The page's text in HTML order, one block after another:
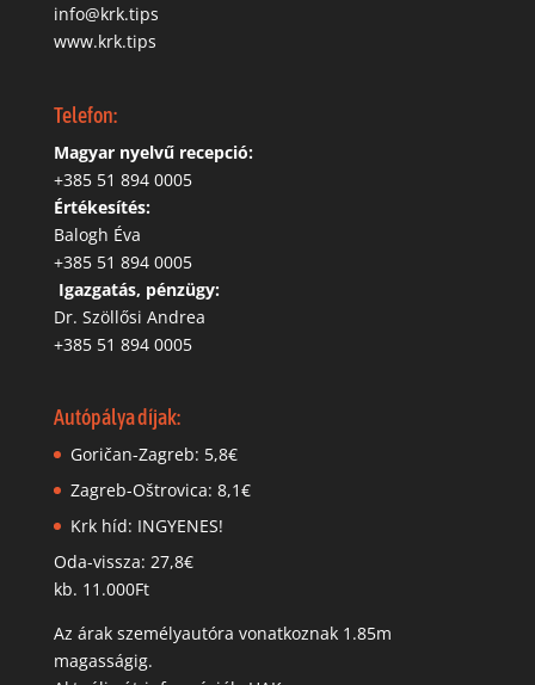
info@krk.tips
www.krk.tips
Telefon:
Magyar nyelvű recepció:
‭+385 51 894 0005
Értékesítés:
Balogh Éva
+385 51 894 0005
Igazgatás, pénzügy:
Dr. Szöllősi Andrea
+385 51 894 0005
Autópálya díjak:
Goričan-Zagreb: 5,8€
Zagreb-Oštrovica: 8,1€
Krk híd: INGYENES!
Oda-vissza: 27,8€
kb. 11.000Ft
Az árak személyautóra vonatkoznak 1.85m
magasságig.